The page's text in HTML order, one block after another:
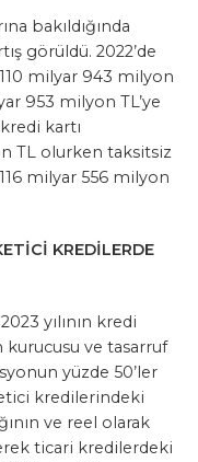
bakıldığında
görüldü. 2022’de
milyar 943 milyon
953 milyon TL’ye
kartı
TL olurken taksitsiz
milyar 556 milyon
KREDİLERDE
yılının kredi
ve tasarruf
yüzde 50’ler
kredilerindeki
ve reel olarak
ticari kredilerdeki